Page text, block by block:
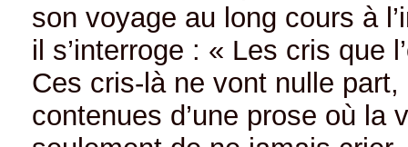
son voyage au long cours à
il s’interroge : « Les cris que
Ces cris-là ne vont nulle
contenues d’une prose où la